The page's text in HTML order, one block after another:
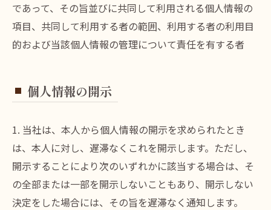
であって、その旨並びに共同して利用される個人情報の
項目、共同して利用する者の範囲、利用する者の利用目
的および当該個人情報の管理について責任を有する者
個人情報の開示
1. 当社は、本人から個人情報の開示を求められたとき
は、本人に対し、遅滞なくこれを開示します。ただし、
開示することにより次のいずれかに該当する場合は、そ
の全部または一部を開示しないこともあり、開示しない
決定をした場合には、その旨を遅滞なく通知します。